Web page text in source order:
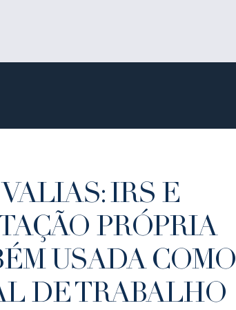
IRS E
PRÓPRIA
USADA COMO
DE TRABALHO